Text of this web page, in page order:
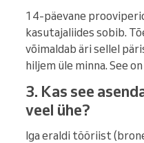
14-päevane
kasutajaliides sobib.
võimaldab äri sellel
hiljem üle minna. See
3. Kas see
veel ühe?
Iga eraldi tööriist